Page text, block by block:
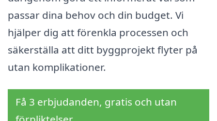
passar dina behov och din budget. Vi
hjälper dig att förenkla processen och
säkerställa att ditt byggprojekt flyter på
utan komplikationer.
Få 3 erbjudanden, gratis och utan